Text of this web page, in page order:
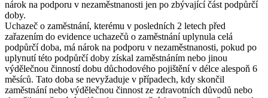
nárok na podporu v nezaměstnanosti jen po zbývající část podpůrčí
doby.
Uchazeč o zaměstnání, kterému v posledních 2 letech před
zařazením do evidence uchazečů o zaměstnání uplynula celá
podpůrčí doba, má nárok na podporu v nezaměstnanosti, pokud po
uplynutí této podpůrčí doby získal zaměstnáním nebo jinou
výdělečnou činností dobu důchodového pojištění v délce alespoň 6
měsíců. Tato doba se nevyžaduje v případech, kdy skončil
zaměstnání nebo výdělečnou činnost ze zdravotních důvodů nebo